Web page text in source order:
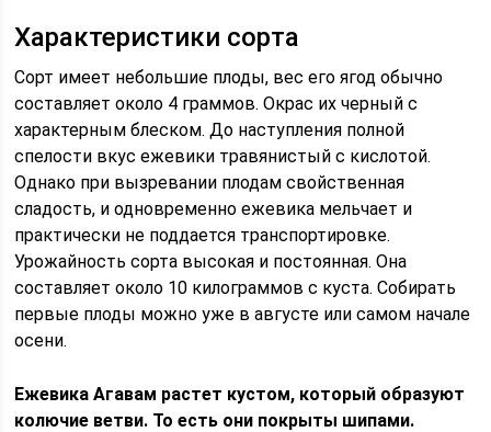
Характеристики сорта
Сорт имеет небольшие плоды, вес его ягод обычно
составляет около 4 граммов. Окрас их черный с
характерным блеском. До наступления полной
спелости вкус ежевики травянистый с кислотой.
Однако при вызревании плодам свойственная
сладость, и одновременно ежевика мельчает и
практически не поддается транспортировке.
Урожайность сорта высокая и постоянная. Она
составляет около 10 килограммов с куста. Собирать
первые плоды можно уже в августе или самом начале
осени.
Ежевика Агавам растет кустом, который образуют
колючие ветви. То есть они покрыты шипами.